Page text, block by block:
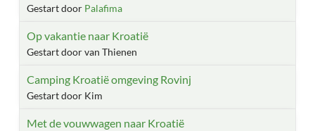
Gestart door Palafima
Op vakantie naar Kroatië
Gestart door van Thienen
Camping Kroatië omgeving Rovinj
Gestart door Kim
Met de vouwwagen naar Kroatië